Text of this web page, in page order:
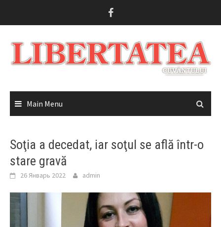
Main Menu
Soţia a decedat, iar soţul se află într-o
stare gravă
26 Январь 2022 admin